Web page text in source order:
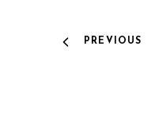
PREVIOUS